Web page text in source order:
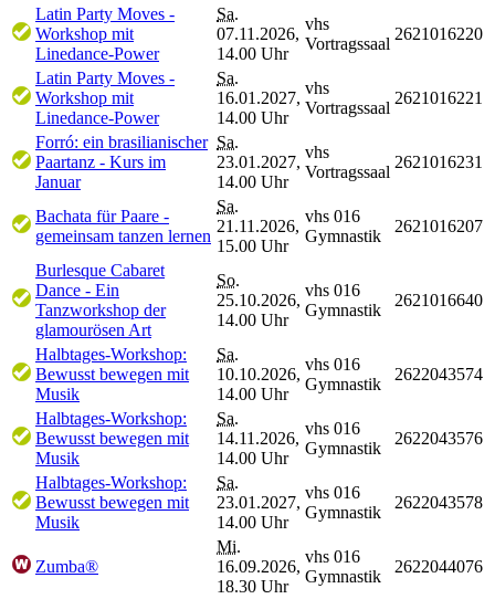
Latin Party Moves -
Workshop mit
Linedance-Power
Sa.
07.11.2026,
14.00 Uhr
vhs
Vortragssaal
2621016220
Latin Party Moves -
Workshop mit
Linedance-Power
Sa.
16.01.2027,
14.00 Uhr
vhs
Vortragssaal
2621016221
Forró: ein brasilianischer
Paartanz - Kurs im
Januar
Sa.
23.01.2027,
14.00 Uhr
vhs
Vortragssaal
2621016231
Bachata für Paare -
gemeinsam tanzen lernen
Sa.
21.11.2026,
15.00 Uhr
vhs 016
Gymnastik
2621016207
Burlesque Cabaret
Dance - Ein
Tanzworkshop der
glamourösen Art
So.
25.10.2026,
14.00 Uhr
vhs 016
Gymnastik
2621016640
Halbtages-Workshop:
Bewusst bewegen mit
Musik
Sa.
10.10.2026,
14.00 Uhr
vhs 016
Gymnastik
2622043574
Halbtages-Workshop:
Bewusst bewegen mit
Musik
Sa.
14.11.2026,
14.00 Uhr
vhs 016
Gymnastik
2622043576
Halbtages-Workshop:
Bewusst bewegen mit
Musik
Sa.
23.01.2027,
14.00 Uhr
vhs 016
Gymnastik
2622043578
Zumba®
Mi.
16.09.2026,
18.30 Uhr
vhs 016
Gymnastik
2622044076